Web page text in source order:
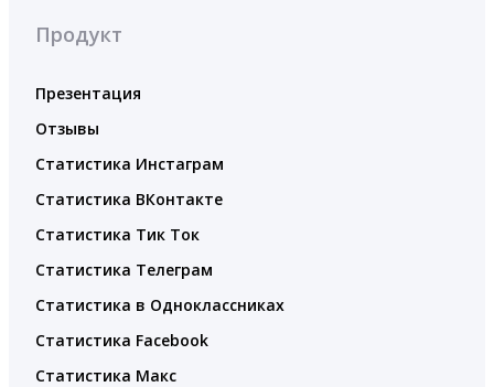
Продукт
Презентация
Отзывы
Статистика Инстаграм
Статистика ВКонтакте
Статистика Тик Ток
Статистика Телеграм
Статистика в Одноклассниках
Статистика Facebook
Статистика Макс